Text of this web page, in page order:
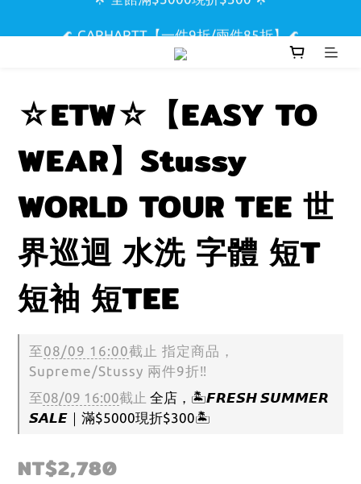
🌊 CARHARTT【一件9折/兩件85折】🌊
🏖️ SUPREME & STUSSY短T【兩件9折區】🏖️
🌟 全館滿$5000現折$300 🌟
☆ETW☆【EASY TO
WEAR】Stussy
WORLD TOUR TEE 世
界巡迴 水洗 字體 短T
短袖 短TEE
至08/09 16:00截止 指定商品，
Supreme/Stussy 兩件9折‼️
至08/09 16:00截止 全店，🏝️𝙁𝙍𝙀𝙎𝙃 𝙎𝙐𝙈𝙈𝙀𝙍
𝙎𝘼𝙇𝙀｜滿$5000現折$300🏝️
NT$2,780